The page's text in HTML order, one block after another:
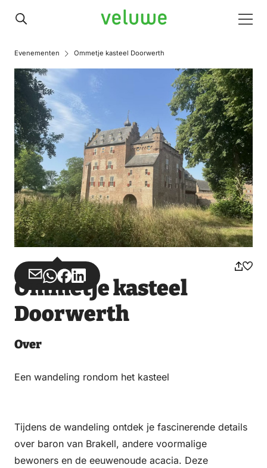
Veluwe
Evenementen Ommetje kasteel Doorwerth
Teilen
über
Email
Teilen
über
WhatsApp
Teilen
auf
Facebook
Teilen
auf
LinkedIn
Ommetje kasteel
Doorwerth
Over
Een wandeling rondom het kasteel
Tijdens de wandeling ontdek je fascinerende details
over baron van Brakell, andere voormalige
bewoners en de eeuwenoude acacia. Deze